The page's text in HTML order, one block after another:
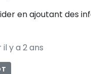
en ajoutant des
y a 2 ans